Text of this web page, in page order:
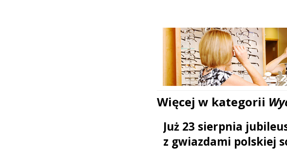
Więcej w kategorii
Już 23 sierpnia
z gwiazdami polskiej